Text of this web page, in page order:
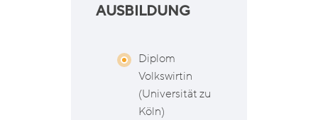
AUSBILDUNG
Diplom
Volkswirtin
(Universität zu
Köln)